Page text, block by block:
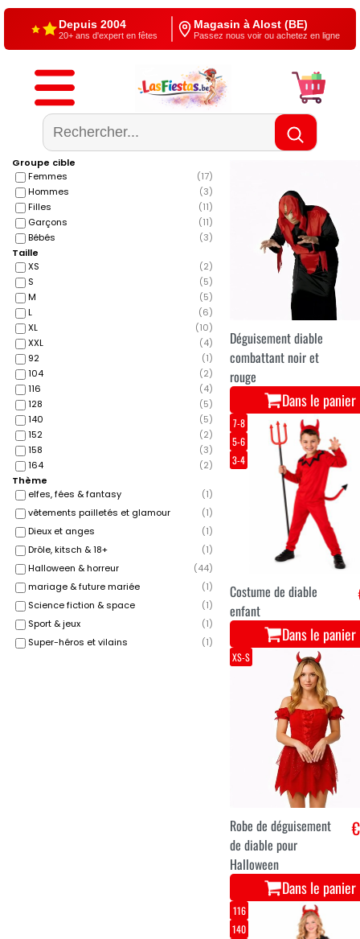
Depuis 2004
20+ ans d'expert en fêtes
Magasin à Alost (BE)
Passez nous voir ou achetez en ligne
À partir de €60 4,5/5 — Google
Groupe cible
Femmes
(17)
Hommes
(3)
Filles
(11)
Garçons
(11)
Bébés
(3)
Taille
XS
(2)
S
(5)
M
(5)
L
(6)
XL
(10)
XXL
(4)
92
(1)
104
(2)
116
(4)
128
(5)
140
(5)
152
(2)
158
(3)
164
(2)
Thème
elfes, fées & fantasy
(1)
vêtements pailletés et glamour
(1)
Dieux et anges
(1)
Drôle, kitsch & 18+
(1)
Halloween & horreur
(44)
mariage & future mariée
(1)
Science fiction & space
(1)
Sport & jeux
(1)
Super-héros et vilains
(1)
Déguisement diable
combattant noir et
rouge
Dans le panier
7-8
5-6
3-4
Costume de diable
enfant
Dans le panier
XS-S
Robe de déguisement
de diable pour
Halloween
Dans le panier
116
140